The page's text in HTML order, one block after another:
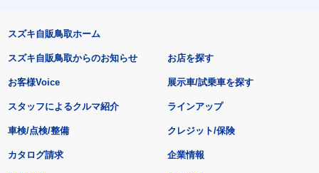
スズキ自販鳥取ホーム
スズキ自販鳥取からのお知らせ
お客様Voice
スタッフによるクルマ紹介
お店を探す
展示車/試乗車を探す
ラインアップ
車検/点検/整備 クレジット/保険
カタログ請求 企業情報